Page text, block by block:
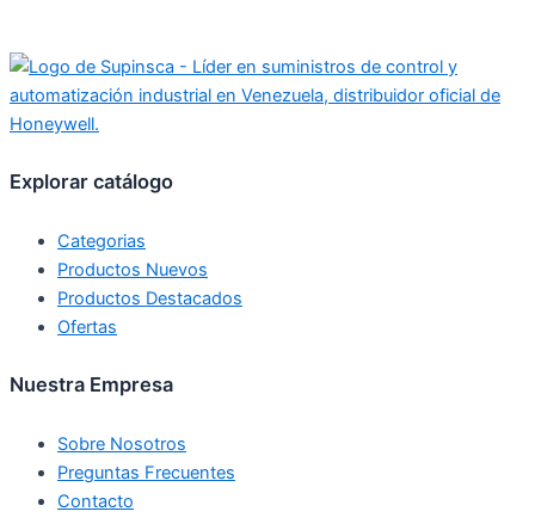
Explorar catálogo
Categorias
Productos Nuevos
Productos Destacados
Ofertas
Nuestra Empresa
Sobre Nosotros
Preguntas Frecuentes
Contacto